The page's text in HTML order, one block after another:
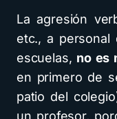
La agresión
etc., a
escuelas, no es
en primero de
patio del
un profesor,